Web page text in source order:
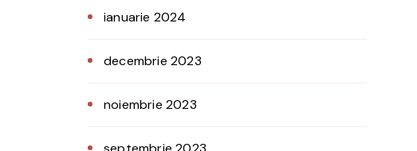
ianuarie 2024
decembrie 2023
noiembrie 2023